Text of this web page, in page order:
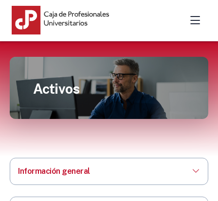
Activos
Información general